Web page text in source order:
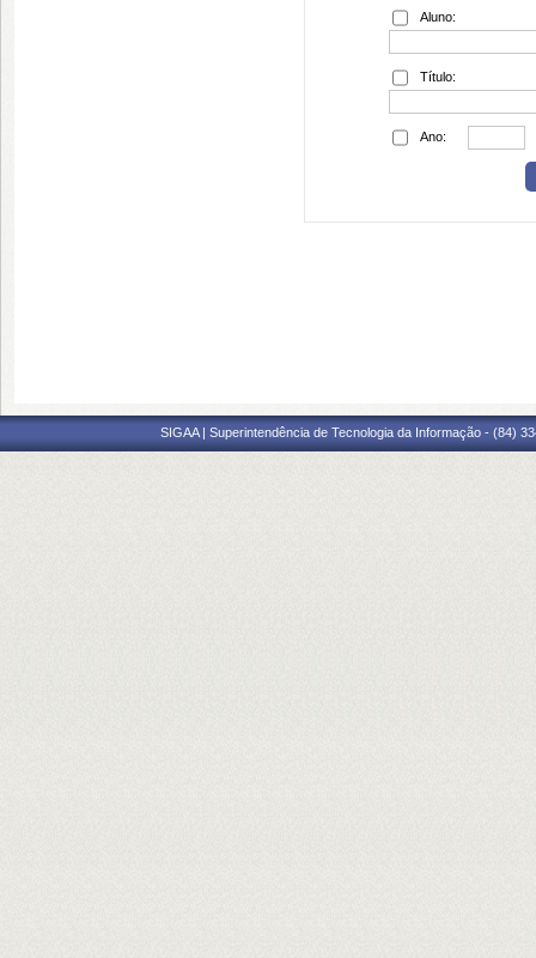
Aluno:
Título:
Ano:
SIGAA | Superintendência de Tecnologia da Informação - (84)